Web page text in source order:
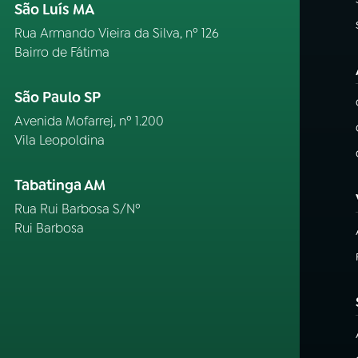
São Luís MA
Rua Armando Vieira da Silva, nº 126
Bairro de Fátima
São Paulo SP
Avenida Mofarrej, nº 1.200
Vila Leopoldina
Tabatinga AM
Rua Rui Barbosa S/Nº
Rui Barbosa